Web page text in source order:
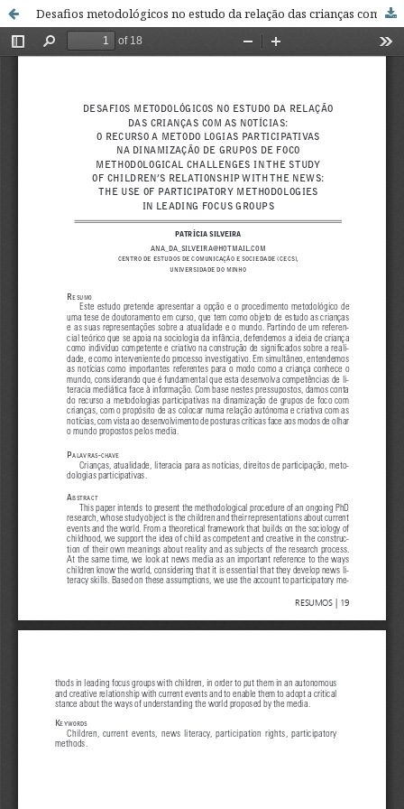
Desafios metodológicos no estudo da relação das crianças com as notícias: o recurso a metodo logias participativas na dinamização de grupos de foco